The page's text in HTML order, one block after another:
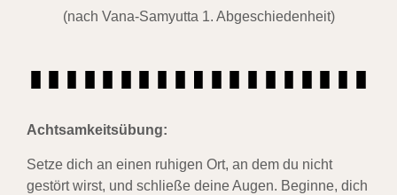
(nach Vana-Samyutta 1. Abgeschiedenheit)
Achtsamkeitsübung:
Setze dich an einen ruhigen Ort, an dem du nicht
gestört wirst, und schließe deine Augen. Beginne, dich